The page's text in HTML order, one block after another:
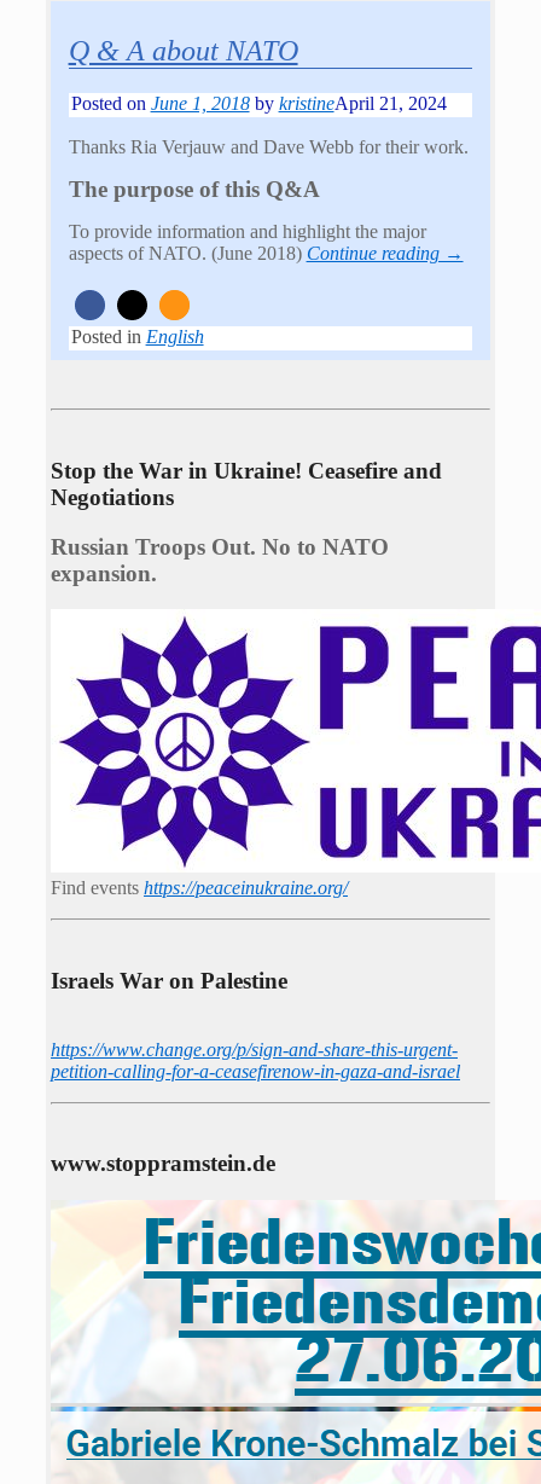
Q & A about NATO
Posted on June 1, 2018 by kristineApril 21, 2024
Thanks Ria Verjauw and Dave Webb for their work.
The purpose of this Q&A
To provide information and highlight the major
aspects of NATO. (June 2018) Continue reading →
Posted in English
Stop the War in Ukraine! Ceasefire and
Negotiations
Russian Troops Out. No to NATO
expansion.
Find events https://peace­in­ukraine.org/
Israels War on Palestine
https://www.change.org/p/sign-and-share-this-urgent-
petition-calling-for-a-ceasefirenow-in-gaza-and-israel
www.stoppramstein.de